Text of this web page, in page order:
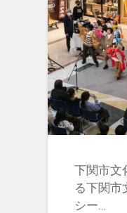
下関市文
る下関市
シー…